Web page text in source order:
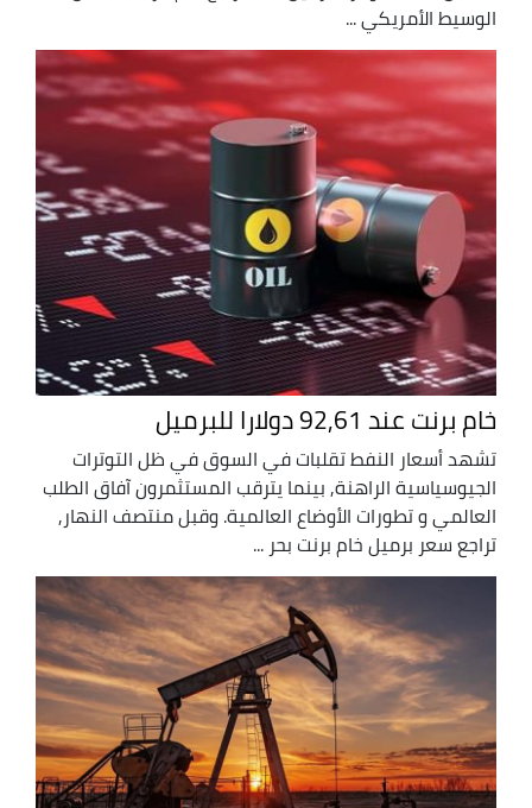
الوسيط الأمريكي ...
خام برنت عند 92,61 دولارا للبرميل
تشهد أسعار النفط تقلبات في السوق في ظل التوترات
الجيوسياسية الراهنة, بينما يترقب المستثمرون آفاق الطلب
العالمي و تطورات الأوضاع العالمية. وقبل منتصف النهار,
تراجع سعر برميل خام برنت بحر ...